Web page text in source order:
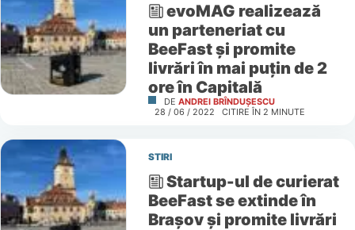
evoMAG realizează
un parteneriat cu
BeeFast și promite
livrări în mai puțin de 2
ore în Capitală
DE ANDREI BRÎNDUȘESCU
28 / 06 / 2022
CITIRE ÎN 2 MINUTE
STIRI
Startup-ul de curierat
BeeFast se extinde în
Brașov și promite livrări